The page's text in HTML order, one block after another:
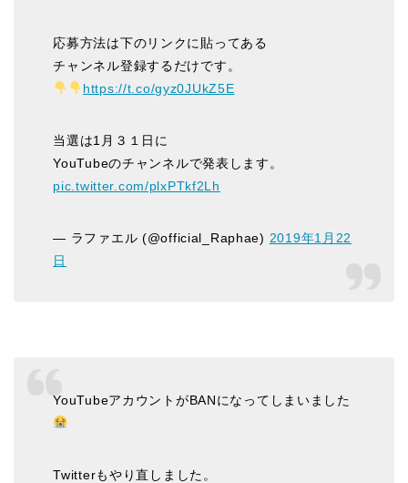
応募方法は下のリンクに貼ってある
チャンネル登録するだけです。
https://t.co/gyz0JUkZ5E
当選は1月３１日に
YouTubeのチャンネルで発表します。
pic.twitter.com/plxPTkf2Lh
— ラファエル (@official_Raphae) 2019年1月22
日
YouTubeアカウントがBANになってしまいました
Twitterもやり直しました。